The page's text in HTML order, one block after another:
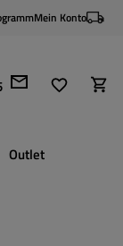
Mein Konto
Outlet